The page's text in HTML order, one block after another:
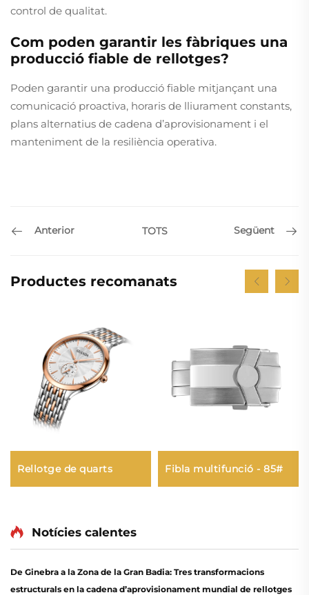
control de qualitat.
Com poden garantir les fàbriques una
producció fiable de rellotges?
Poden garantir una producció fiable mitjançant una
comunicació proactiva, horaris de lliurament constants,
plans alternatius de cadena d’aprovisionament i el
manteniment de la resiliència operativa.
Anterior TOTS Següent
Productes recomanats
Rellotge de quarts Fibla multifunció - 85#
Notícies calentes
De Ginebra a la Zona de la Gran Badia: Tres transformacions
estructurals en la cadena d’aprovisionament mundial de rellotges